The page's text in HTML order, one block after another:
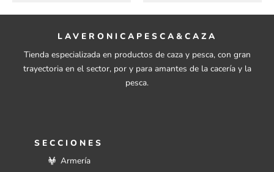
LAVERONICAPESCA&CAZA
Tienda especializada en productos de caza y pesca, con gran
trayectoria en el sector, por y para amantes de la cacería y la
pesca.
SECCIONES
Armería